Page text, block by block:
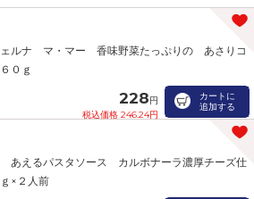
ェルナ マ・マー 香味野菜たっぷりの あさりコ
０ｇ
228円
税込価格 246.24円
カートに
追加する
あえるパスタソース カルボナーラ濃厚チーズ仕
×２人前